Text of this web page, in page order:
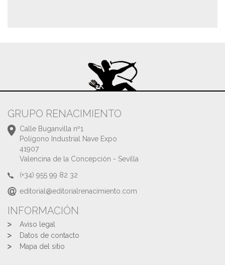
GRUPO RENACIMIENTO
Calle Buganvilla nº1
Polígono Industrial Nave Expo
41907
Valencina de la Concepción - Sevilla
(+34) 955 99 82 32
editorial@editorialrenacimiento.com
INFORMACIÓN
Aviso legal
Datos de contacto
Mapa del sitio